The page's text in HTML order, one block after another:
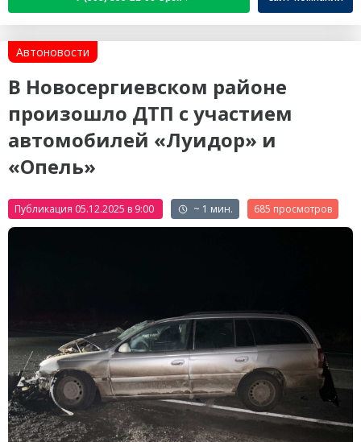
Автоновости
В Новосергиевском районе
произошло ДТП с участием
автомобилей «Луидор» и
«Опель»
Публикация 05.12.2025 в 9:00 ~ 1 мин. 685